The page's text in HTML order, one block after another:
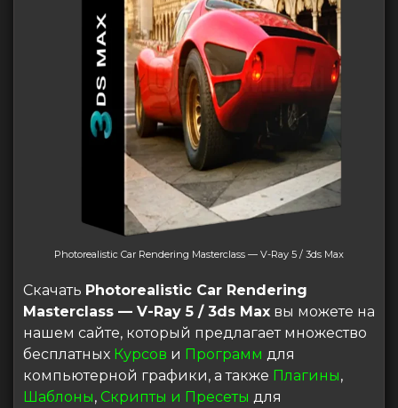
Photorealistic Car Rendering Masterclass — V-Ray 5 / 3ds Max
Скачать Photorealistic Car Rendering
Masterclass — V-Ray 5 / 3ds Max вы можете на
нашем сайте, который предлагает множество
бесплатных Курсов и Программ для
компьютерной графики, а также Плагины,
Шаблоны, Скрипты и Пресеты для